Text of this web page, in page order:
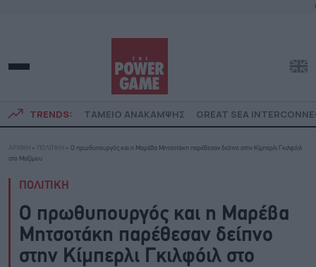
TRENDS: ΤΑΜΕΙΟ ΑΝΑΚΑΜΨΗΣ GREAT SEA
ΑΡΧΙΚΗ » ΠΟΛΙΤΙΚΗ » Ο πρωθυπουργός και η Μαρέβα Μητσοτάκη παρέθεσαν δείπνο στην Κίμπερλι Γκιλφόιλ
στο Μαξίμου
ΠΟΛΙΤΙΚΗ
Ο πρωθυπουργός και η Μαρέβα
Μητσοτάκη παρέθεσαν δείπνο
στην Κίμπερλι Γκιλφόιλ στο